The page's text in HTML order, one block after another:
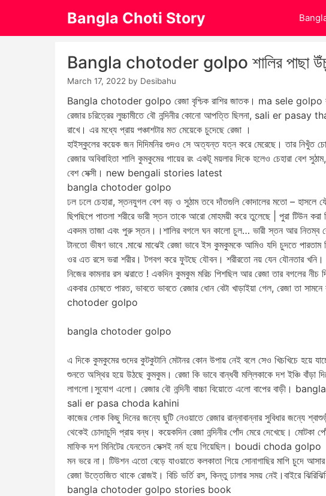
content
Bangla Choti Story
Bangla chotoder golpo শালির পাছা উঁচু
March 17, 2022 by Desibahu
Bangla chotoder golpo রেজা বৃশ্চিক রাশির জাতক। ma sele golpo বৃশ্চিক
রেজার চরিত্রের লুচ্চামীতে বৌ নন্দিনীর কোনো আপত্তি ছিলনা, sali er pasay
রাখে। এর মধ্যে প্রায় পঞ্চাশটার মত মেয়েকে চুদেছে রেজা ।
হাইস্কুলের কয়েক জন দিদিমনির গুদও সে অত্যন্ত যত্ন করে মেরেছে। তার নিখুঁত
রেজার অবিবাহিতা শালি কুমকুমের গায়ের রং একটূ ময়লার দিকে হলেও চেহারা
বেশ সেক্সী। new bengali stories latest
bangla chotoder golpo
ঢল ঢলে চেহারা, স্তনযুগল বেশ বড় ও সুঠাম তবে দাঁতগুলি কোদালের মতো – হাসলে
ছিপছিপে পাতলা শরীরে ভারী স্তন তাকে আরো মোহময়ী করে তুলেছে | পুরা টিউন করা
একদম তাজা এবং পুরু স্তন।।শালির বগলে ঘন কালো চুল… ভারী স্তন আর নিতম্ব
টানতো ভীষণ ভাবে .মাঝে মাঝেই রেজা ভাবে ইস কুমকুমকে আমিও যদি চুদতে পারতাম
ওর এত রসে ভরা শরীর। টগবগ করে ফুটছে যৌবন। শরীরতো নয় যেন যৌনতার
নিজের কামনার রস ঝরাতে ! একদিন কুমকুম মরিচ পিশছিল আর রেজা তার বগলের
একবার চোষতে পারত, ভাবতে ভাবতে রেজার ধোন বেটা খাড়াইয়া গেল, রেজা তা
chotoder golpo
bangla chotoder golpo
এ দিকে কুমকুমের গুদের কুটকুটানি মেটানর কোন উপায় নেই বলে সেও খিচখিচে হয়ে
শুনতে অস্থির হয়ে উঠছে কুমকুম। রেজা কি ভাবে বান্ধবী মল্লিকাকে দশ ইঞ্চি বাঁড়া
লাগলো।সুযোগ এলো। রেজার বৌ নন্দিনী বাচ্চা বিয়োতে এলো বাপের বাড়ী।
sali er pasa choda kahini
কাজের লোক কিছু দিনের জন্যে ছুটি নেওয়াতে রেজার রান্নাবান্নার সুবিধার জন্যে
থেকেই চোদাচুদি প্রায় বন্ধ। কয়েকদিন রেজা নন্দিনীর পোঁদ মেরে দেখেছে। মোটকা
মাফিক দশ মিনিটের যেনতেন সেক্সই নর্ম হয়ে গিয়েছিল। boudi choda golpo
মন ভরে না। টিউশন এতো বেড়ে যাওয়াতে কলকাতা গিয়ে সোনাগাছির মাগি চুদে
রেজা উত্তেজিত থাকে রোজই। বিচি ভর্তি রস, কিন্তু ঢালার সময় নেই।বাইরে
bangla chotoder golpo stories book